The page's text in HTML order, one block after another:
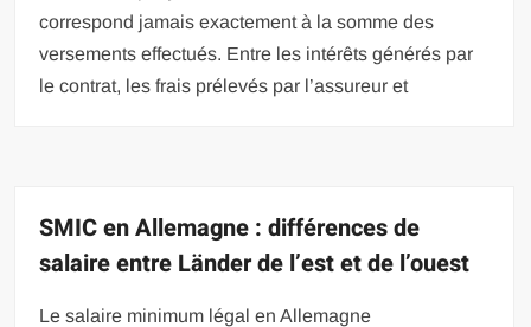
correspond jamais exactement à la somme des
versements effectués. Entre les intérêts générés par
le contrat, les frais prélevés par l’assureur et
SMIC en Allemagne : différences de
salaire entre Länder de l’est et de l’ouest
Le salaire minimum légal en Allemagne